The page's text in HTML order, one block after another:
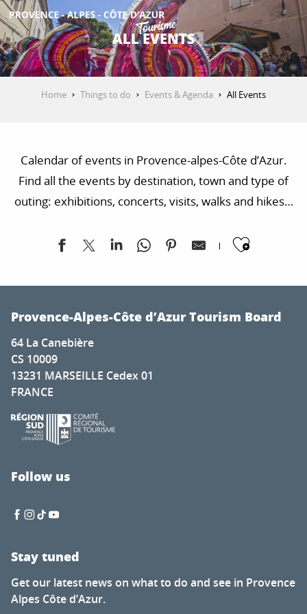
Aller
au
contenu
principal
GET INSPIRED
PLAN YOUR STAY
ALL EVENTS
Home Things to do Events & Agenda All Events
Calendar of events in Provence-alpes-Côte d’Azur.
Find all the events by destination, town and type of
outing: exhibitions, concerts, visits, walks and hikes…
L'or des Alpes sur un socle d'oubli : sculptures de
Village de Trets
Exposition Trésors cachés de l'ancienne synagogue
L’art et la matière : maquettes marseillaises
Marché aux puces
Exposition : Anna Ertzbischoff - peinture | Art et vin
Pique-nique de Montplaisir
The night market
Exposition du pré de Mme Carle
Exposition - Les traditions provençales au pays gavot
Provence-Alpes-Côte d’Azur Tourism Board
64 La Canebière
CS 10009
13231 MARSEILLE Cedex 01
FRANCE
Follow us
Stay tuned
Get our latest news on what to do and see in Provence
Alpes Côte d’Azur.